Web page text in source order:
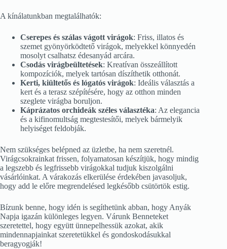
A kínálatunkban megtalálhatók:
Cserepes és szálas vágott virágok: Friss, illatos és
szemet gyönyörködtető virágok, melyekkel könnyedén
mosolyt csalhatsz édesanyád arcára.
Csodás virágbeültetések: Kreatívan összeállított
kompozíciók, melyek tartósan díszíthetik otthonát.
Kerti, kiültetős és lógatós virágok: Ideális választás a
kert és a terasz szépítésére, hogy az otthon minden
szeglete virágba boruljon.
Káprázatos orchideák széles választéka: Az elegancia
és a kifinomultság megtestesítői, melyek bármelyik
helyiséget feldobják.
Nem szükséges belépned az üzletbe, ha nem szeretnél.
Virágcsokrainkat frissen, folyamatosan készítjük, hogy mindig
a legszebb és legfrissebb virágokkal tudjuk kiszolgálni
vásárlóinkat. A várakozás elkerülése érdekében javasoljuk,
hogy add le előre megrendelésed legkésőbb csütörtök estig.
Bízunk benne, hogy idén is segíthetünk abban, hogy Anyák
Napja igazán különleges legyen. Várunk Benneteket
szeretettel, hogy együtt ünnepelhessük azokat, akik
mindennapjainkat szeretetükkel és gondoskodásukkal
beragyogják!